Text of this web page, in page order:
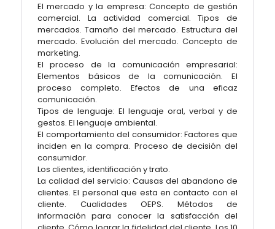
El mercado y la empresa: Concepto de gestión
comercial. La actividad comercial. Tipos de
mercados. Tamaño del mercado. Estructura del
mercado. Evolución del mercado. Concepto de
marketing.
El proceso de la comunicación empresarial:
Elementos básicos de la comunicación. El
proceso completo. Efectos de una eficaz
comunicación.
Tipos de lenguaje: El lenguaje oral, verbal y de
gestos. El lenguaje ambiental.
El comportamiento del consumidor: Factores que
inciden en la compra. Proceso de decisión del
consumidor.
Los clientes, identificación y trato.
La calidad del servicio: Causas del abandono de
clientes. El personal que esta en contacto con el
cliente. Cualidades OEPS. Métodos de
información para conocer la satisfacción del